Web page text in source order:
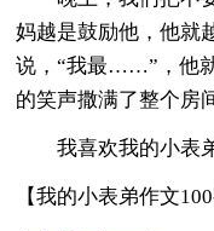
妈越是鼓励他，他就
说，“我最……”，他
的笑声撒满了整个房
我喜欢我的小表弟
【我的小表弟作文